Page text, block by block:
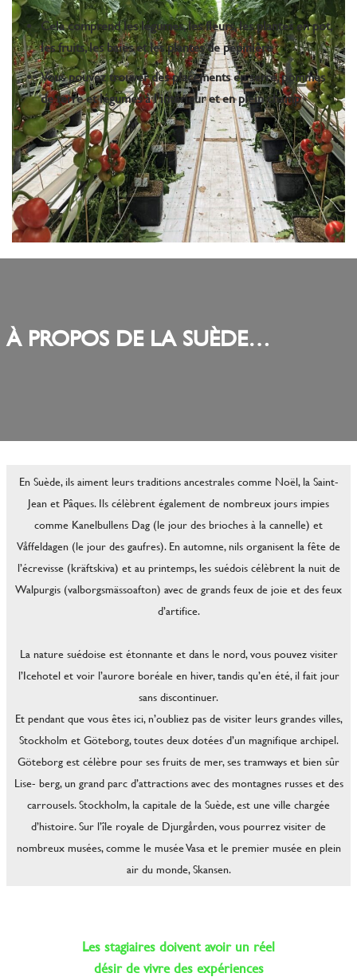
Cela comprend les légumes, les fleurs, les plantes en pot,
les fruits, les baies et les plantes de pépinière
Vous pouvez trouver des placements en serre, pommes
de terre et légumes à l’intérieur et en plein champ
À PROPOS DE LA SUÈDE…
En Suède, ils aiment leurs traditions ancestrales comme Noël, la Saint-
Jean et Pâques. Ils célèbrent également de nombreux jours impies
comme Kanelbullens Dag (le jour des brioches à la cannelle) et
Våffeldagen (le jour des gaufres). En automne, nils organisent la fête de
l’écrevisse (kräftskiva) et au printemps, les suédois célèbrent la nuit de
Walpurgis (valborgsmässoafton) avec de grands feux de joie et des feux
d’artifice.
La nature suédoise est étonnante et dans le nord, vous pouvez visiter
l’Icehotel et voir l’aurore boréale en hiver, tandis qu’en été, il fait jour
sans discontinuer.
Et pendant que vous êtes ici, n’oubliez pas de visiter leurs grandes villes,
Stockholm et Göteborg, toutes deux dotées d’un magnifique archipel.
Göteborg est célèbre pour ses fruits de mer, ses tramways et bien sûr
Lise- berg, un grand parc d’attractions avec des montagnes russes et des
carrousels. Stockholm, la capitale de la Suède, est une ville chargée
d’histoire. Sur l’île royale de Djurgården, vous pourrez visiter de
nombreux musées, comme le musée Vasa et le premier musée en plein
air du monde, Skansen.
Les stagiaires doivent avoir un réel
désir de vivre des expériences